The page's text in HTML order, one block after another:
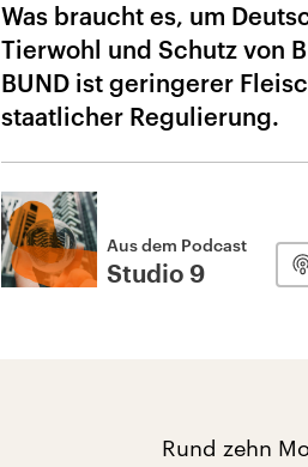
Was braucht es, um
Tierwohl und Schutz von
BUND ist geringerer
staatlicher Regulierung.
Aus dem Podcast
Studio 9
Rund zehn